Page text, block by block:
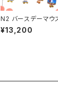
N2 バースデーマウ
ピアス
¥13,200